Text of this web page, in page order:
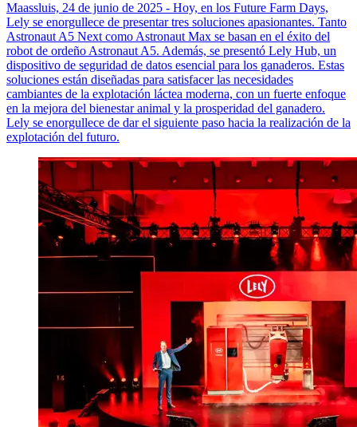
Maassluis, 24 de junio de 2025 - Hoy, en los Future Farm Days,
Lely se enorgullece de presentar tres soluciones apasionantes. Tanto
Astronaut A5 Next como Astronaut Max se basan en el éxito del
robot de ordeño Astronaut A5. Además, se presentó Lely Hub, un
dispositivo de seguridad de datos esencial para los ganaderos. Estas
soluciones están diseñadas para satisfacer las necesidades
cambiantes de la explotación láctea moderna, con un fuerte enfoque
en la mejora del bienestar animal y la prosperidad del ganadero.
Lely se enorgullece de dar el siguiente paso hacia la realización de la
explotación del futuro.